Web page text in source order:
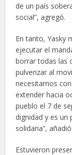
de un país
social”, agregó.
En tanto, Yasky
ejecutar el
borrar todas las
pulverizar al
necesitamos
extender hacia
pueblo el 7 de
dignidad y es un
solidaria”, añadió.
Estuvieron